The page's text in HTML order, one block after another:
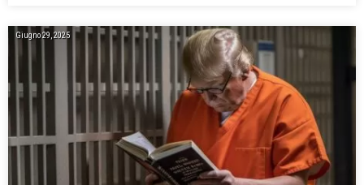
Giugno 29, 2025